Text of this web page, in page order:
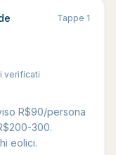
Tappe 1
verificati
R$90/persona
300.
eolici.